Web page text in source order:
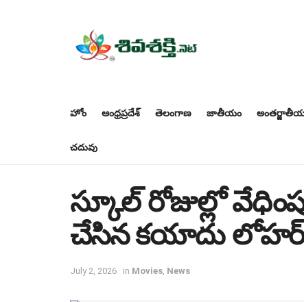
హోం ఆంధ్రప్రదేశ్ తెలంగాణ జాతీయం
చదువు
స్కూల్ రోజుల్లో
చేసిన కయాదు లోహర్
July 2, 2026 in Movies News